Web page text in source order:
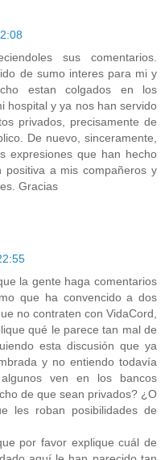
sus comentarios.
de sumo interes para mi y
estan colgados en los
hospital y ya nos han servido
privados, precisamente de
De nuevo, sinceramente,
expresiones que han hecho
a mis compañeros y
Gracias
la gente haga comentarios
que ha convencido a dos
no contraten con VidaCord,
qué le parece tan mal de
esta discusión que ya
y no entiendo todavía
ven en los bancos
de que sean privados? ¿O
les roban posibilidades de
por favor explique cuál de